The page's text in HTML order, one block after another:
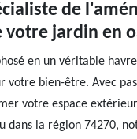
de
jardin en
en un véritable
votre bien-être. Avec
votre espace
dans la région 74270,